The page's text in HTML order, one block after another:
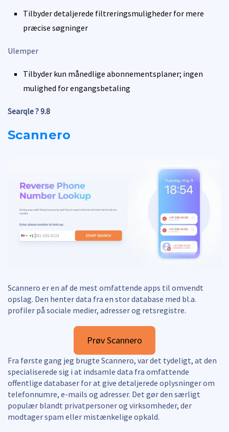
Tilbyder detaljerede filtreringsmuligheder for mere
præcise søgninger
Ulemper
Tilbyder kun månedlige abonnementsplaner; ingen
mulighed for engangsbetaling
Searqle ?9.8
Scannero
Scannero er en af de mest omfattende apps til omvendt
opslag. Den henter data fra en stor database med bl.a.
profiler på sociale medier, adresser og retsregistre.
Prøv Scannero
Fra første gang jeg brugte Scannero, var det tydeligt, at den
specialiserede sig i at indsamle data fra omfattende
offentlige databaser for at give detaljerede oplysninger om
telefonnumre, e-mails og adresser. Det gør den særligt
populær blandt privatpersoner og virksomheder, der
modtager spam eller mistænkelige opkald.